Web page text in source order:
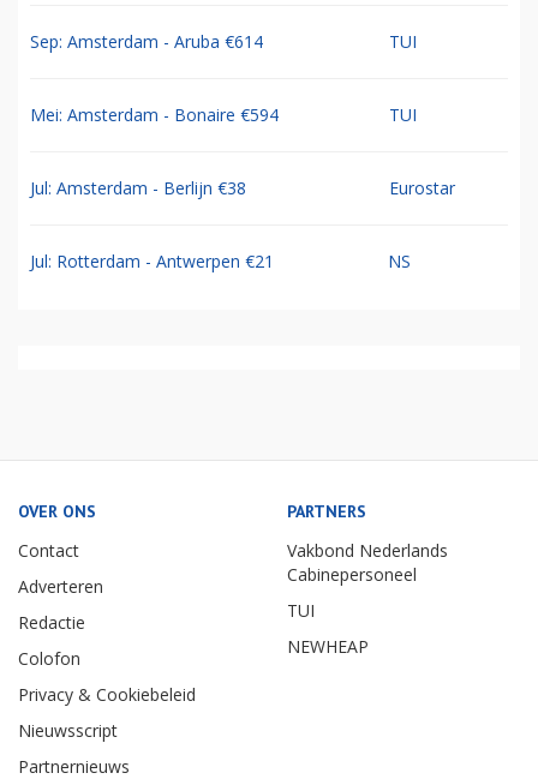
Sep: Amsterdam - Aruba €614 TUI
Mei: Amsterdam - Bonaire €594 TUI
Jul: Amsterdam - Berlijn €38 Eurostar
Jul: Rotterdam - Antwerpen €21 NS
OVER ONS
Contact
Adverteren
Redactie
Colofon
Privacy & Cookiebeleid
Nieuwsscript
Partnernieuws
PARTNERS
Vakbond Nederlands
Cabinepersoneel
TUI
NEWHEAP